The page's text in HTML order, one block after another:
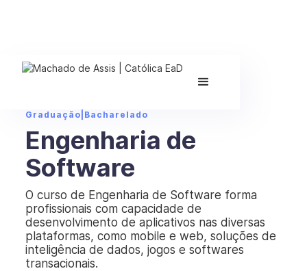
Graduação Bacharelado
Engenharia de
Software
O curso de Engenharia de Software forma
profissionais com capacidade de
desenvolvimento de aplicativos nas diversas
plataformas, como mobile e web, soluções de
inteligência de dados, jogos e softwares
transacionais.